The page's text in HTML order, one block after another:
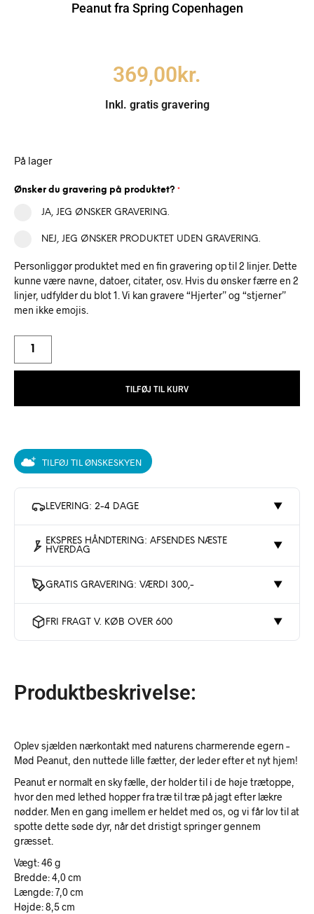
Peanut fra Spring Copenhagen
369,00kr.
Inkl. gratis gravering
På lager
Ønsker du gravering på produktet? *
JA, JEG ØNSKER GRAVERING.
NEJ, JEG ØNSKER PRODUKTET UDEN GRAVERING.
Personliggør produktet med en fin gravering op til 2 linjer. Dette
kunne være navne, datoer, citater, osv. Hvis du ønsker færre en 2
linjer, udfylder du blot 1. Vi kan gravere “Hjerter” og “stjerner”
men ikke emojis.
TILFØJ TIL KURV
TILFØJ TIL ØNSKESKYEN
LEVERING: 2-4 DAGE ▼
EKSPRES HÅNDTERING: AFSENDES NÆSTE
HVERDAG
▼
GRATIS GRAVERING: VÆRDI 300,- ▼
FRI FRAGT V. KØB OVER 600 ▼
Produktbeskrivelse:
Oplev sjælden nærkontakt med naturens charmerende egern –
Mød Peanut, den nuttede lille fætter, der leder efter et nyt hjem!
Peanut er normalt en sky fælle, der holder til i de høje trætoppe,
hvor den med lethed hopper fra træ til træ på jagt efter lækre
nødder. Men en gang imellem er heldet med os, og vi får lov til at
spotte dette søde dyr, når det dristigt springer gennem
græsset.
Vægt: 46 g
Bredde: 4,0 cm
Længde: 7,0 cm
Højde: 8,5 cm